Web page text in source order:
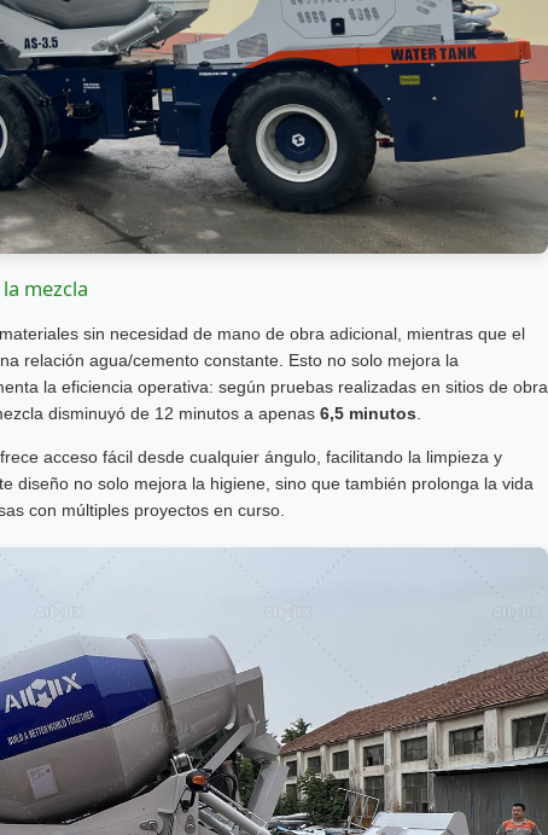
mezcla
sin necesidad de mano de obra adicional, mientras que el
relación agua/cemento constante. Esto no solo mejora la
la eficiencia operativa: según pruebas realizadas en sitios de obra
disminuyó de 12 minutos a apenas 6,5 minutos
acceso fácil desde cualquier ángulo, facilitando la limpieza y
diseño no solo mejora la higiene, sino que también prolonga la vida
con múltiples proyectos en curso.